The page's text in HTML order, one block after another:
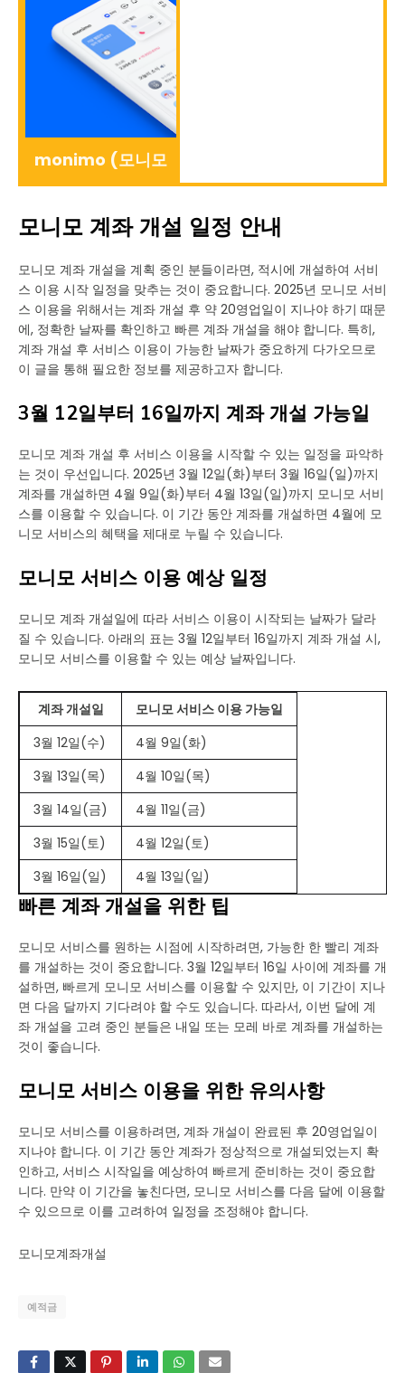
monimo (모니모
모니모 계좌 개설 일정 안내
모니모 계좌 개설을 계획 중인 분들이라면, 적시에 개설하여 서비
스 이용 시작 일정을 맞추는 것이 중요합니다. 2025년 모니모 서비
스 이용을 위해서는 계좌 개설 후 약 20영업일이 지나야 하기 때문
에, 정확한 날짜를 확인하고 빠른 계좌 개설을 해야 합니다. 특히,
계좌 개설 후 서비스 이용이 가능한 날짜가 중요하게 다가오므로
이 글을 통해 필요한 정보를 제공하고자 합니다.
3월 12일부터 16일까지 계좌 개설 가능일
모니모 계좌 개설 후 서비스 이용을 시작할 수 있는 일정을 파악하
는 것이 우선입니다. 2025년 3월 12일(화)부터 3월 16일(일)까지
계좌를 개설하면 4월 9일(화)부터 4월 13일(일)까지 모니모 서비
스를 이용할 수 있습니다. 이 기간 동안 계좌를 개설하면 4월에 모
니모 서비스의 혜택을 제대로 누릴 수 있습니다.
모니모 서비스 이용 예상 일정
모니모 계좌 개설일에 따라 서비스 이용이 시작되는 날짜가 달라
질 수 있습니다. 아래의 표는 3월 12일부터 16일까지 계좌 개설 시,
모니모 서비스를 이용할 수 있는 예상 날짜입니다.
계좌 개설일
모니모 서비스 이용 가능일
3월 12일(수)
4월 9일(화)
3월 13일(목)
4월 10일(목)
3월 14일(금)
4월 11일(금)
3월 15일(토)
4월 12일(토)
3월 16일(일)
4월 13일(일)
빠른 계좌 개설을 위한 팁
모니모 서비스를 원하는 시점에 시작하려면, 가능한 한 빨리 계좌
를 개설하는 것이 중요합니다. 3월 12일부터 16일 사이에 계좌를 개
설하면, 빠르게 모니모 서비스를 이용할 수 있지만, 이 기간이 지나
면 다음 달까지 기다려야 할 수도 있습니다. 따라서, 이번 달에 계
좌 개설을 고려 중인 분들은 내일 또는 모레 바로 계좌를 개설하는
것이 좋습니다.
모니모 서비스 이용을 위한 유의사항
모니모 서비스를 이용하려면, 계좌 개설이 완료된 후 20영업일이
지나야 합니다. 이 기간 동안 계좌가 정상적으로 개설되었는지 확
인하고, 서비스 시작일을 예상하여 빠르게 준비하는 것이 중요합
니다. 만약 이 기간을 놓친다면, 모니모 서비스를 다음 달에 이용할
수 있으므로 이를 고려하여 일정을 조정해야 합니다.
모니모계좌개설
예적금